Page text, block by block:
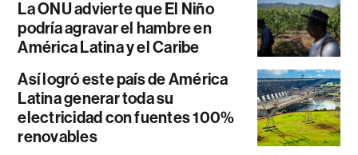
La ONU advierte que El Niño
podría agravar el hambre en
América Latina y el Caribe
Así logró este país de América
Latina generar toda su
electricidad con fuentes 100%
renovables